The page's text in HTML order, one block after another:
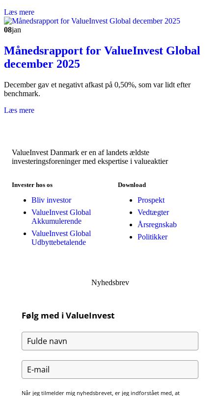
Læs mere
08jan
Månedsrapport for ValueInvest Global
december 2025
December gav et negativt afkast på 0,50%, som var lidt efter
benchmark.
Læs mere
ValueInvest Danmark er en af landets ældste
investeringsforeninger med ekspertise i valueaktier
Invester hos os
Bliv investor
ValueInvest Global
Akkumulerende
ValueInvest Global
Udbyttebetalende
Download
Prospekt
Vedtægter
Årsregnskab
Politikker
Nyhedsbrev
Følg med i ValueInvest
Når jeg tilmelder mig nyhedsbrevet, er jeg indforstået med, at